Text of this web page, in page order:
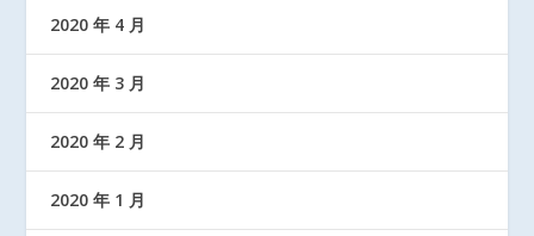
2020 年 4 月
2020 年 3 月
2020 年 2 月
2020 年 1 月